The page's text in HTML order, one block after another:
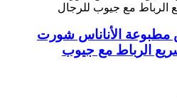
الأناناس شورت
الرباط مع جيوب